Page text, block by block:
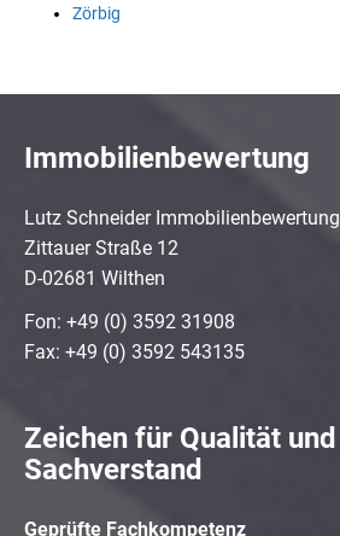
Zörbig
Immobilienbewertung
Lutz Schneider Immobilienbewertung
Zittauer Straße 12
D-02681 Wilthen
Fon: +49 (0) 3592 31908
Fax: +49 (0) 3592 543135
Zeichen für Qualität und
Sachverstand
Geprüfte Fachkompetenz